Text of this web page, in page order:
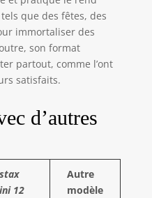
que des fêtes, des
immortaliser des
son format
partout, comme l’ont
satisfaits.
d’autres
12
Autre
modèle